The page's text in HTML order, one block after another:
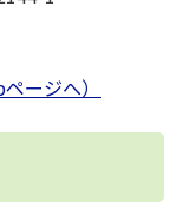
ージへ）